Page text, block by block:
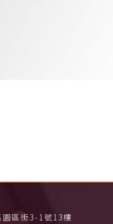
園區街3-1號13樓